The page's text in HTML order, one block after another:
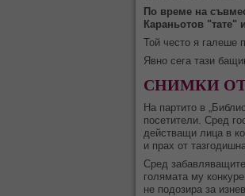
По време на
Караньотов "тате"
Той често я галеше
Явно сега тази
СНИМКИ
На партито в
посетители. Сред
действащи лица в
и прах от
Сред
голямата му
не подозира за